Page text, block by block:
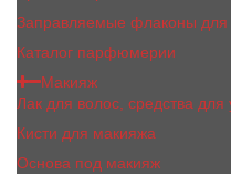
Заправляемые флаконы
Каталог парфюмерии
Макияж
Лак для волос, средства для
Кисти для макияжа
Основа под макияж